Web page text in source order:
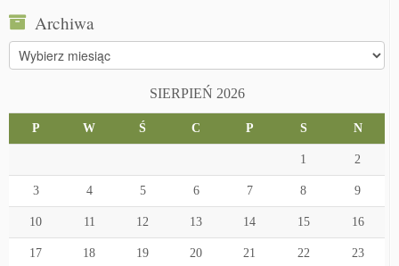
Archiwa
Archiwa
SIERPIEŃ 2026
P W Ś C P S N
1 2
3 4 5 6 7 8 9
10 11 12 13 14 15 16
17 18 19 20 21 22 23